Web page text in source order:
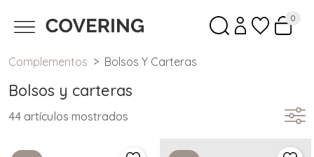
0
Complementos Bolsos Y Carteras
Bolsos y carteras
44 artículos mostrados